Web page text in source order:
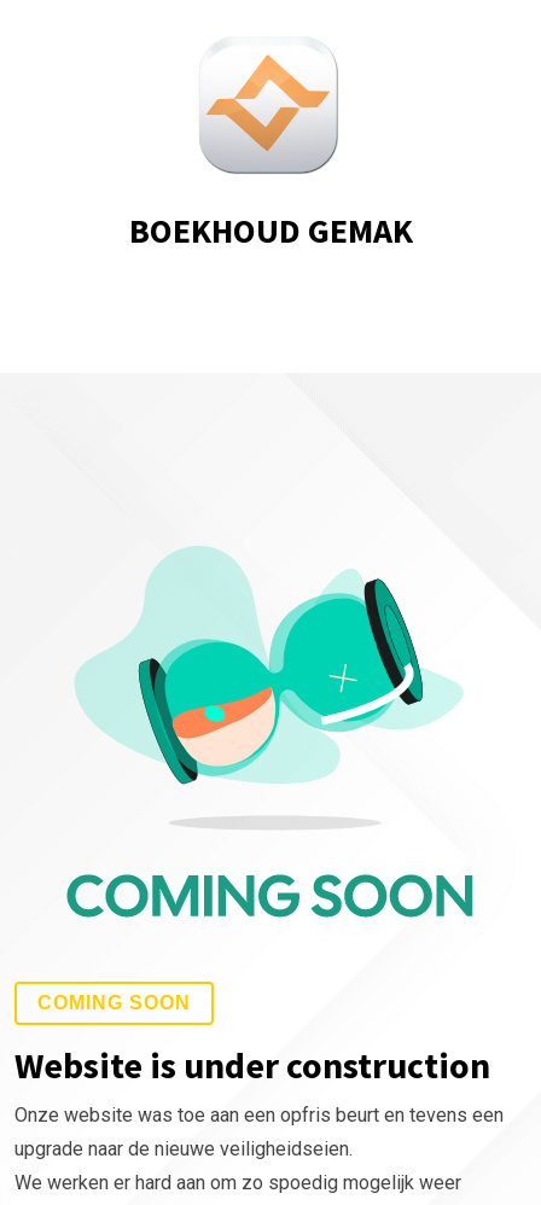
BOEKHOUD GEMAK
COMING SOON
Website is under construction
Onze website was toe aan een opfris beurt en tevens een
upgrade naar de nieuwe veiligheidseien.
We werken er hard aan om zo spoedig mogelijk weer